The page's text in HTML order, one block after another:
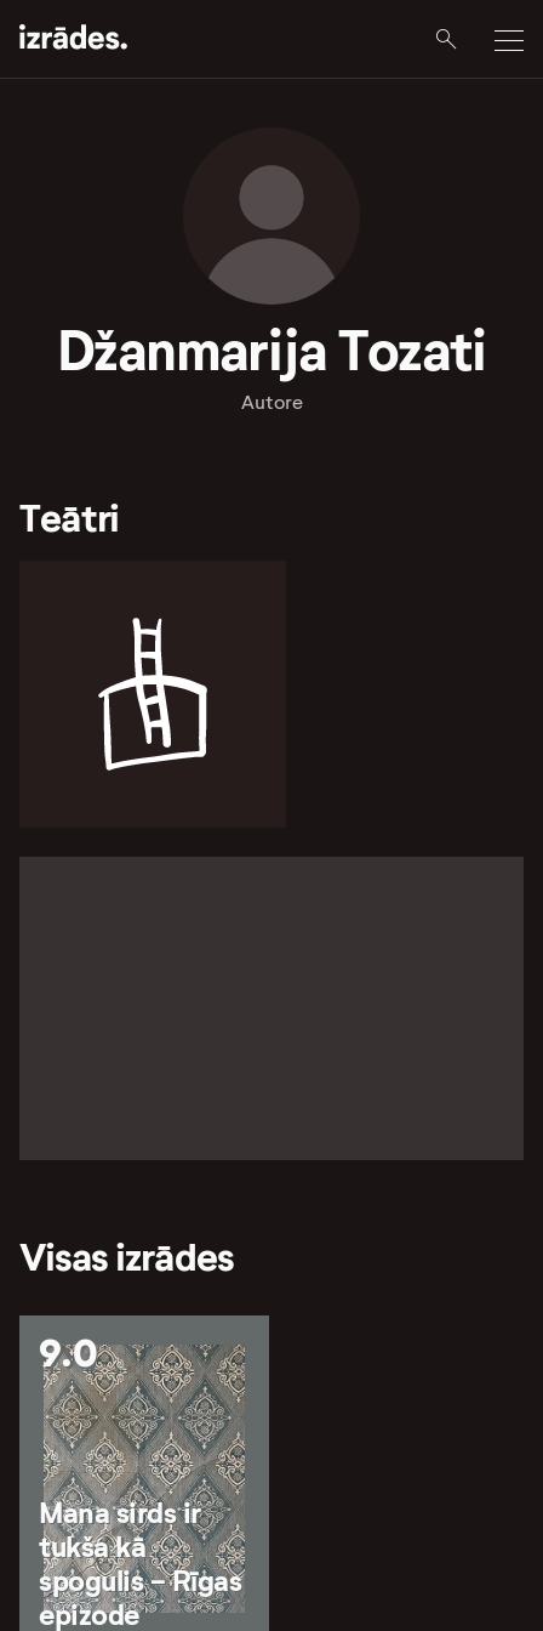
Džanmarija Tozati
Autore
Teātri
Visas izrādes
9.0
Mana sirds ir
tukša kā
spogulis - Rīgas
epizode